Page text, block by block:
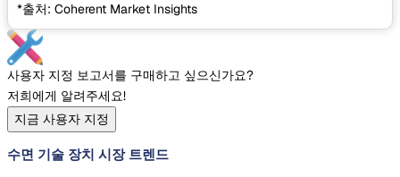
*출처: Coherent Market Insights
사용자 지정 보고서를 구매하고 싶으신가요?
저희에게 알려주세요!
지금 사용자 지정
수면 기술 장치 시장 트렌드